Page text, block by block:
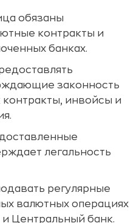
обязаны
контракты и
банках.
законность
контракты, инвойсы и
легальность
регулярные
валютных операциях
Центральный банк.